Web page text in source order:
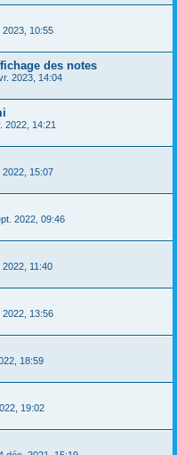
2023, 10:55
des notes
2023, 14:04
2022, 14:21
2022, 15:07
2022, 09:46
2022, 11:40
13:56
18:59
19:02